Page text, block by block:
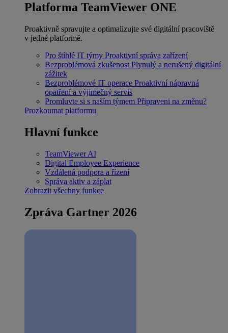
Platforma TeamViewer ONE
Proaktivně spravujte a optimalizujte své digitální pracoviště
v jedné platformě.
Pro štíhlé IT týmy Proaktivní správa zařízení
Bezproblémová zkušenost Plynulý a nerušený digitální
zážitek
Bezproblémové IT operace Proaktivní nápravná
opatření a výjimečný servis
Promluvte si s naším týmem Připraveni na změnu?
Prozkoumat platformu
Hlavní funkce
TeamViewer AI
Digital Employee Experience
Vzdálená podpora a řízení
Správa aktiv a záplat
Zobrazit všechny funkce
Zpráva Gartner 2026